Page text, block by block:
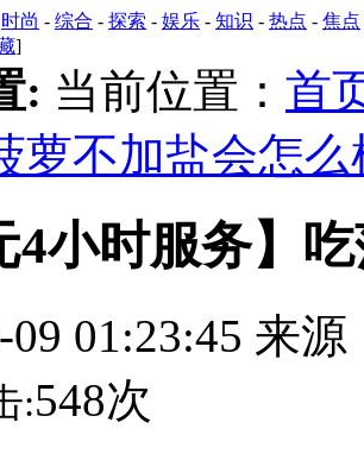
时尚 - 综合 - 探索 - 娱乐 - 知识 - 热点 - 焦点
]
: 当前位置： 首
萝不加盐会怎么
4小时服务】
09 01:23:45 来源
:548次